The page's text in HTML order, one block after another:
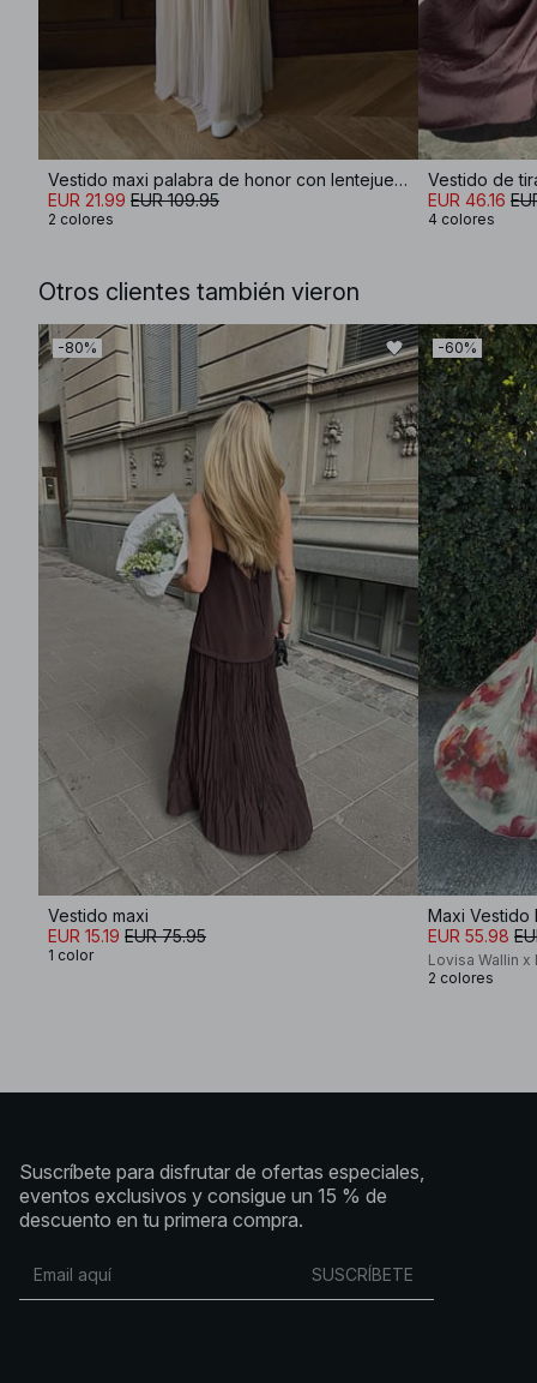
Vestido maxi palabra de honor con lentejuelas
EUR 21.99 EUR 109.95
2 colores
Vestido de
EUR 46.16
4 colores
Otros clientes también vieron
-80%
Vestido maxi
EUR 15.19 EUR 75.95
1 color
-60%
Maxi Vestido
EUR 55.98
Lovisa Wallin x
2 colores
Suscríbete para disfrutar de ofertas especiales,
eventos exclusivos y consigue un 15 % de
descuento en tu primera compra.
SUSCRÍBETE